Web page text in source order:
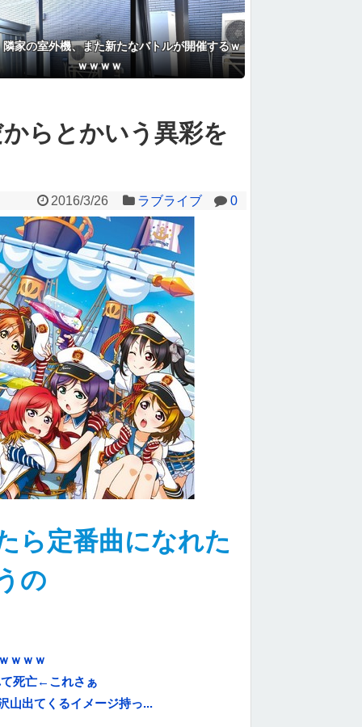
隣家の室外機、また新たなバトルが開催するｗ
ｗｗｗｗ
らとかいう異彩を
2016/3/26 ラブライブ 0
ら定番曲になれた
の
ｗｗｗ
て死亡←これさぁ
山出てくるイメージ持っ...